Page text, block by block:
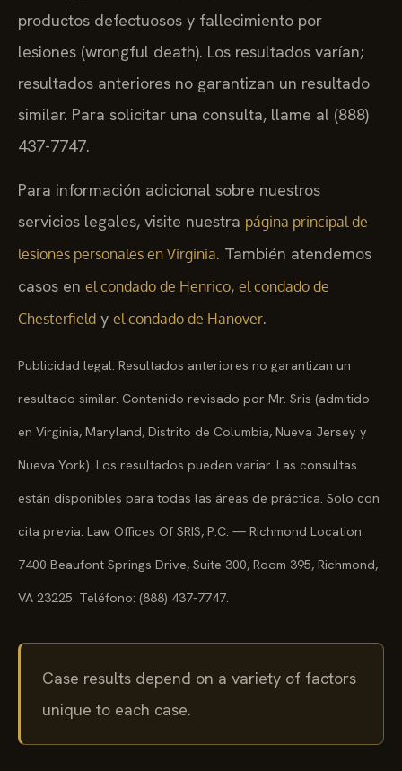
productos defectuosos y fallecimiento por
lesiones (wrongful death). Los resultados varían;
resultados anteriores no garantizan un resultado
similar. Para solicitar una consulta, llame al (888)
437-7747.
Para información adicional sobre nuestros
servicios legales, visite nuestra página principal de
lesiones personales en Virginia. También atendemos
casos en el condado de Henrico, el condado de
Chesterfield y el condado de Hanover.
Publicidad legal. Resultados anteriores no garantizan un
resultado similar. Contenido revisado por Mr. Sris (admitido
en Virginia, Maryland, Distrito de Columbia, Nueva Jersey y
Nueva York). Los resultados pueden variar. Las consultas
están disponibles para todas las áreas de práctica. Solo con
cita previa. Law Offices Of SRIS, P.C. — Richmond Location:
7400 Beaufont Springs Drive, Suite 300, Room 395, Richmond,
VA 23225. Teléfono: (888) 437-7747.
Case results depend on a variety of factors
unique to each case.